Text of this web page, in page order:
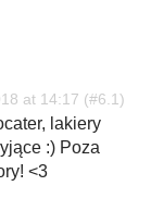
at 14:17
lakiery
:) Poza
<3